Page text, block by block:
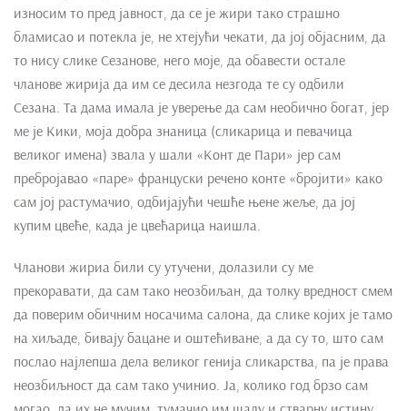
износим то пред јавност, да се је жири тако страшно
бламисао и потекла је, не хтејући чекати, да јој објасним, да
то нису слике Сезанове, него моје, да обавести остале
чланове жирија да им се десила незгода те су одбили
Сезана. Та дама имала је уверење да сам необично богат, јер
ме је Кики, моја добра знаница (сликарица и певачица
великог имена) звала у шали «Конт де Пари» јер сам
пребројавао «паре» француски речено конте «бројити» како
сам јој растумачио, одбијајући чешће њене жеље, да јој
купим цвеће, када је цвећарица наишла.
Чланови жириа били су утучени, долазили су ме
прекоравати, да сам тако неозбиљан, да толку вредност смем
да поверим обичним носачима салона, да слике којих је тамо
на хиљаде, бивају бацане и оштећиване, а да су то, што сам
послао најлепша дела великог генија сликарства, па је права
неозбиљност да сам тако учинио. Ја, колико год брзо сам